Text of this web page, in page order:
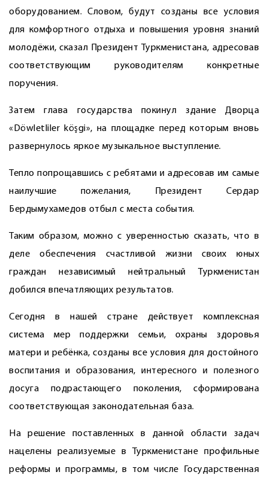
оборудованием. Словом, будут созданы все условия
для комфортного отдыха и повышения уровня знаний
молодёжи, сказал Президент Туркменистана, адресовав
соответствую­щим руководителям конкретные
поручения.
Затем глава государства покинул здание Дворца
«Döwletliler köşgi», на площадке перед которым вновь
развернулось яркое музыкальное выступление.
Тепло попрощавшись с ребятами и адресовав им самые
наилучшие пожелания, Президент Сердар
Бердымухамедов отбыл с места события.
Таким образом, можно с уверенностью сказать, что в
деле обеспечения счастливой жизни своих юных
граждан независимый нейтральный Туркменистан
добился впечатляющих результатов.
Сегодня в нашей стране действует комплексная
система мер поддержки семьи, охраны здоровья
матери и ребёнка, созданы все условия для достойного
воспитания и образования, интересного и полезного
досуга подрастающего поколения, сформирована
соответствующая законодательная база.
На решение поставленных в данной области задач
нацелены реализуемые в Туркменистане профильные
реформы и программы, в том числе Государственная